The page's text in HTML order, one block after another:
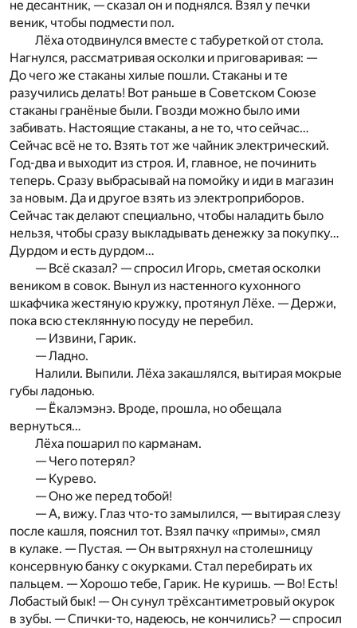
не десантник, — сказал он и поднялся. Взял у печки
веник, чтобы подмести пол.
Лёха отодвинулся вместе с табуреткой от стола.
Нагнулся, рассматривая осколки и приговаривая: —
До чего же стаканы хилые пошли. Стаканы и те
разучились делать! Вот раньше в Советском Союзе
стаканы гранёные были. Гвозди можно было ими
забивать. Настоящие стаканы, а не то, что сейчас…
Сейчас всё не то. Взять тот же чайник электрический.
Год-два и выходит из строя. И, главное, не починить
теперь. Сразу выбрасывай на помойку и иди в магазин
за новым. Да и другое взять из электроприборов.
Сейчас так делают специально, чтобы наладить было
нельзя, чтобы сразу выкладывать денежку за покупку…
Дурдом и есть дурдом…
— Всё сказал? — спросил Игорь, сметая осколки
веником в совок. Вынул из настенного кухонного
шкафчика жестяную кружку, протянул Лёхе. — Держи,
пока всю стеклянную посуду не перебил.
— Извини, Гарик.
— Ладно.
Налили. Выпили. Лёха закашлялся, вытирая мокрые
губы ладонью.
— Ёкалэмэнэ. Вроде, прошла, но обещала
вернуться…
Лёха пошарил по карманам.
— Чего потерял?
— Курево.
— Оно же перед тобой!
— А, вижу. Глаз что-то замылился, — вытирая слезу
после кашля, пояснил тот. Взял пачку «примы», смял
в кулаке. — Пустая. — Он вытряхнул на столешницу
консервную банку с окурками. Стал перебирать их
пальцем. — Хорошо тебе, Гарик. Не куришь. — Во! Есть!
Лобастый бык! — Он сунул трёхсантиметровый окурок
в зубы. — Спички-то, надеюсь, не кончились? — спросил